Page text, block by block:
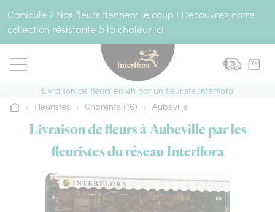
Canicule ? Nos fleurs tiennent le coup ! Découvrez notre
collection résistante à la chaleur ici
Livraison de fleurs en 4h par un fleuriste Interflora
Accueil
› Fleuristes › Charente (16) › Aubeville
Livraison de fleurs à Aubeville par les
fleuristes du réseau Interflora